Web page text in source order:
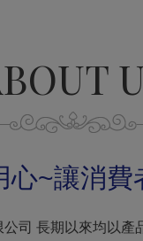
心~讓消費
公司 長期以來均以產